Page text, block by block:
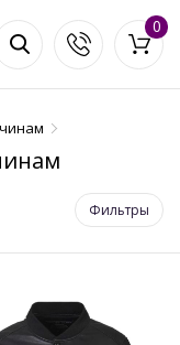
0
Фильтры